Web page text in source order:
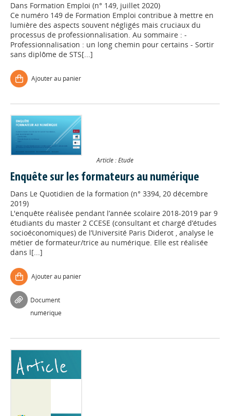
Dans Formation Emploi (n° 149, juillet 2020)
Ce numéro 149 de Formation Emploi contribue à mettre en
lumière des aspects souvent négligés mais cruciaux du
processus de professionnalisation. Au sommaire : -
Professionnalisation : un long chemin pour certains - Sortir
sans diplôme de STS[...]
Ajouter au panier
Article : Etude
Enquête sur les formateurs au numérique
Dans Le Quotidien de la formation (n° 3394, 20 décembre
2019)
L'enquête réalisée pendant l’année scolaire 2018-2019 par 9
étudiants du master 2 CCESE (consultant et chargé d’études
socioéconomiques) de l’Université Paris Diderot , analyse le
métier de formateur/trice au numérique. Elle est réalisée
dans l[...]
Ajouter au panier
Document
numérique